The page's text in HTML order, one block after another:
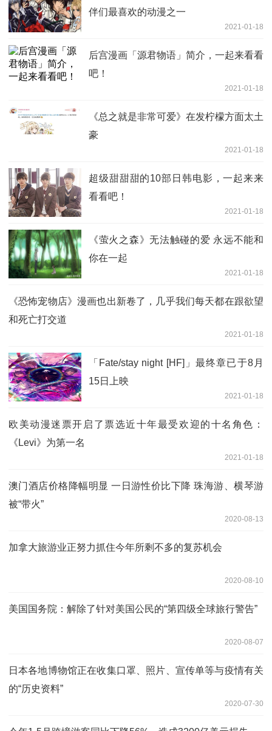
伴们最喜欢的动漫之一
2021-01-18
后宫漫画「源君物语」简介，一起来看看
吧！
2021-01-18
《总之就是非常可爱》在发柠檬方面太土
豪
2021-01-18
超级甜甜甜的10部日韩电影，一起来来
看看吧！
2021-01-18
《萤火之森》无法触碰的爱 永远不能和
你在一起
2021-01-18
《恐怖宠物店》漫画也出新卷了，几乎我们每天都在跟欲望
和死亡打交道
2021-01-18
「Fate/stay night [HF]」最终章已于8月
15日上映
2021-01-18
欧美动漫迷票开启了票选近十年最受欢迎的十名角色：
《Levi》为第一名
2021-01-18
澳门酒店价格降幅明显 一日游性价比下降 珠海游、横琴游
被“带火”
2020-08-13
加拿大旅游业正努力抓住今年所剩不多的复苏机会
2020-08-10
美国国务院：解除了针对美国公民的“第四级全球旅行警告”
2020-08-07
日本各地博物馆正在收集口罩、照片、宣传单等与疫情有关
的“历史资料”
2020-07-30